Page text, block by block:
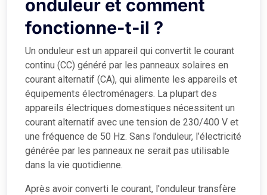
onduleur et comment
fonctionne-t-il ?
Un onduleur est un appareil qui convertit le courant
continu (CC) généré par les panneaux solaires en
courant alternatif (CA), qui alimente les appareils et
équipements électroménagers. La plupart des
appareils électriques domestiques nécessitent un
courant alternatif avec une tension de 230/400 V et
une fréquence de 50 Hz. Sans l’onduleur, l’électricité
générée par les panneaux ne serait pas utilisable
dans la vie quotidienne.
Après avoir converti le courant, l'onduleur transfère